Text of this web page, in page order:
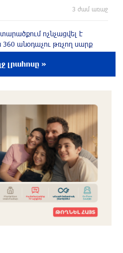
3 ժամ առաջ
ոչնչացվել է
անօդաչու թռչող սարք
չի լինելու
2 ժամ առաջ
Երևանում․ Կիևյան
է տղամարդու
2 ժամ առաջ
գյուղում տանը 18-ամյա
լրահոսը »